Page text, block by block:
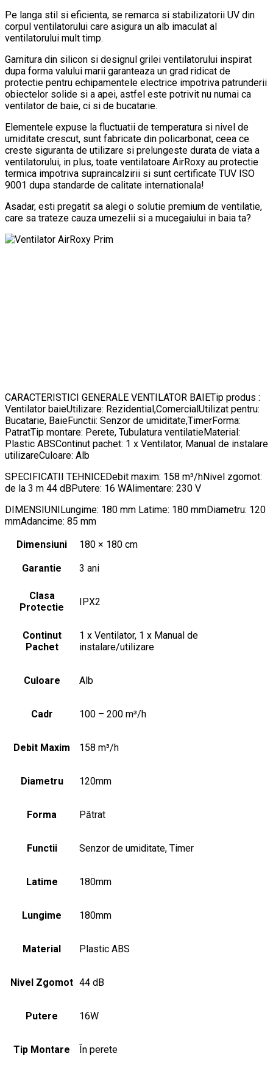
Pe langa stil si eficienta, se remarca si stabilizatorii UV din
corpul ventilatorului care asigura un alb imaculat al
ventilatorului mult timp.
Garnitura din silicon si designul grilei ventilatorului inspirat
dupa forma valului marii garanteaza un grad ridicat de
protectie pentru echipamentele electrice impotriva patrunderii
obiectelor solide si a apei, astfel este potrivit nu numai ca
ventilator de baie, ci si de bucatarie.
Elementele expuse la fluctuatii de temperatura si nivel de
umiditate crescut, sunt fabricate din policarbonat, ceea ce
creste siguranta de utilizare si prelungeste durata de viata a
ventilatorului, in plus, toate ventilatoare AirRoxy au protectie
termica impotriva supraincalzirii si sunt certificate TUV ISO
9001 dupa standarde de calitate internationala!
Asadar, esti pregatit sa alegi o solutie premium de ventilatie,
care sa trateze cauza umezelii si a mucegaiului in baia ta?
CARACTERISTICI GENERALE VENTILATOR BAIETip produs :
Ventilator baieUtilizare: Rezidential,ComercialUtilizat pentru:
Bucatarie, BaieFunctii: Senzor de umiditate,TimerForma:
PatratTip montare: Perete, Tubulatura ventilatieMaterial:
Plastic ABSContinut pachet: 1 x Ventilator, Manual de instalare
utilizareCuloare: Alb
SPECIFICATII TEHNICEDebit maxim: 158 m³/hNivel zgomot:
de la 3 m 44 dBPutere: 16 WAlimentare: 230 V
DIMENSIUNILungime: 180 mm Latime: 180 mmDiametru: 120
mmAdancime: 85 mm
Dimensiuni
180 × 180 cm
Garantie 3 ani
Clasa
Protectie
IPX2
Continut
Pachet
1 x Ventilator, 1 x Manual de
instalare/utilizare
Culoare Alb
Cadr 100 – 200 m³/h
Debit Maxim 158 m³/h
Diametru 120mm
Forma Pătrat
Functii Senzor de umiditate, Timer
Latime 180mm
Lungime 180mm
Material Plastic ABS
Nivel Zgomot 44 dB
Putere 16W
Tip Montare În perete